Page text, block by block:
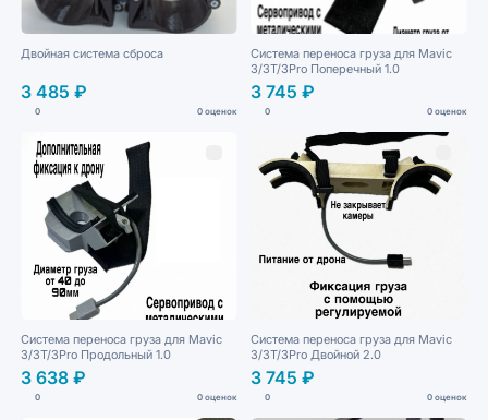
Двойная система сброса
3 485 ₽
0 0 оценок
Система переноса груза для Mavic
3/3T/3Pro Поперечный 1.0
3 745 ₽
0 0 оценок
Система переноса груза для Mavic
3/3T/3Pro Продольный 1.0
3 638 ₽
0 0 оценок
Система переноса груза для Mavic
3/3T/3Pro Двойной 2.0
3 745 ₽
0 0 оценок